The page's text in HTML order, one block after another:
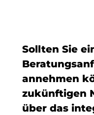
Sollten Sie
annehmen
zukünftigen
über das